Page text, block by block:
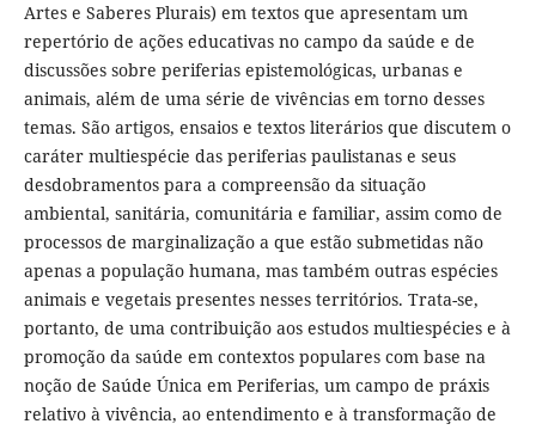
Artes e Saberes Plurais) em textos que apresentam um
repertório de ações educativas no campo da saúde e de
discussões sobre periferias epistemológicas, urbanas e
animais, além de uma série de vivências em torno desses
temas. São artigos, ensaios e textos literários que discutem o
caráter multiespécie das periferias paulistanas e seus
desdobramentos para a compreensão da situação
ambiental, sanitária, comunitária e familiar, assim como de
processos de marginalização a que estão submetidas não
apenas a população humana, mas também outras espécies
animais e vegetais presentes nesses territórios. Trata-se,
portanto, de uma contribuição aos estudos multiespécies e à
promoção da saúde em contextos populares com base na
noção de Saúde Única em Periferias, um campo de práxis
relativo à vivência, ao entendimento e à transformação de